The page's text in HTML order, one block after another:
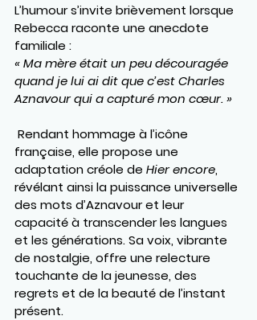
L’humour s’invite brièvement lorsque
Rebecca raconte une anecdote
familiale :
« Ma mère était un peu découragée
quand je lui ai dit que c’est Charles
Aznavour qui a capturé mon cœur. »
Rendant hommage à l’icône
française, elle propose une
adaptation créole de Hier encore,
révélant ainsi la puissance universelle
des mots d’Aznavour et leur
capacité à transcender les langues
et les générations. Sa voix, vibrante
de nostalgie, offre une relecture
touchante de la jeunesse, des
regrets et de la beauté de l’instant
présent.